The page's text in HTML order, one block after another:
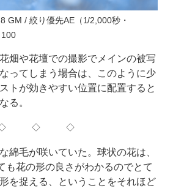
GM / 絞り優先AE（1/2,000秒・
畑や花壇での撮影でメインの被写
ってしまう場合は、このように少
トが効きやすい位置に配置すると
る。
◇ ◇
綿毛が咲いていた。球状の花は、
も花の形の良さがわかるのでとて
を捉える、ということをそれほど